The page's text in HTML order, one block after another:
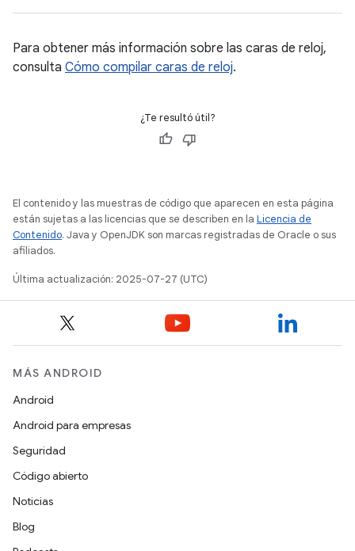
Para obtener más información sobre las caras de reloj,
consulta Cómo compilar caras de reloj.
¿Te resultó útil?
El contenido y las muestras de código que aparecen en esta página
están sujetas a las licencias que se describen en la Licencia de
Contenido. Java y OpenJDK son marcas registradas de Oracle o sus
afiliados.
Última actualización: 2025-07-27 (UTC)
MÁS ANDROID
Android
Android para empresas
Seguridad
Código abierto
Noticias
Blog